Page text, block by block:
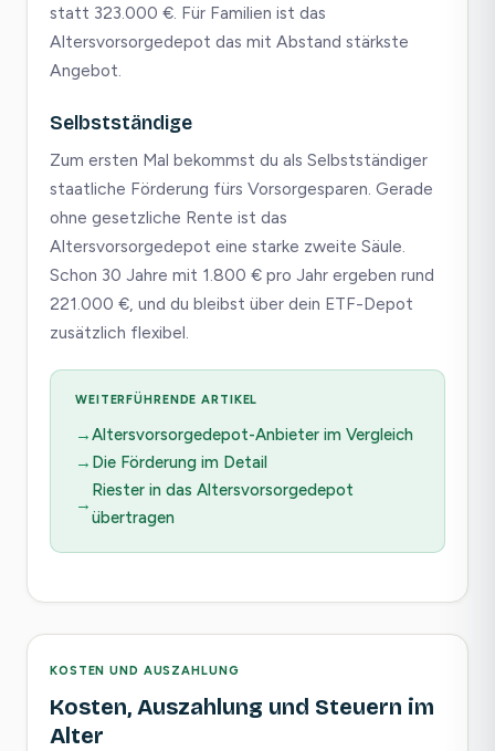
statt 323.000 €. Für Familien ist das
Altersvorsorgedepot das mit Abstand stärkste
Angebot.
Selbstständige
Zum ersten Mal bekommst du als Selbstständiger
staatliche Förderung fürs Vorsorgesparen. Gerade
ohne gesetzliche Rente ist das
Altersvorsorgedepot eine starke zweite Säule.
Schon 30 Jahre mit 1.800 € pro Jahr ergeben rund
221.000 €, und du bleibst über dein ETF-Depot
zusätzlich flexibel.
WEITERFÜHRENDE ARTIKEL
Altersvorsorgedepot-Anbieter im Vergleich
Die Förderung im Detail
Riester in das Altersvorsorgedepot
übertragen
KOSTEN UND AUSZAHLUNG
Kosten, Auszahlung und Steuern im
Alter